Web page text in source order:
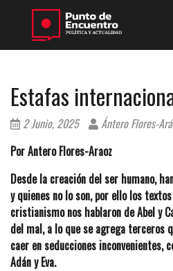
Estafas
2 Junio, 2025
Ántero Flores-
Por Antero Flores-Araoz
Desde la creación del ser humano,
y quienes no lo son, por ello los
cristianismo nos hablaron de Abel y
del mal, a lo que se agrega terceros
caer en seducciones inconvenientes,
Adán y Eva.